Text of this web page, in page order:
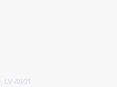
LV-4601